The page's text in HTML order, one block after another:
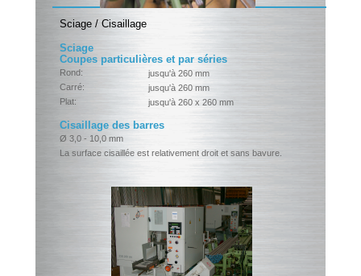
Sciage / Cisaillage
Sciage
Coupes particulières et par séries
Rond:
Carré:
Plat:
Cisaillage des barres
Ø 3,0 - 10,0 mm
La surface cisaillée est relativement droit et sans bavure.
jusqu'à 260 mm
jusqu'à 260 mm
jusqu'à 260 x 260 mm